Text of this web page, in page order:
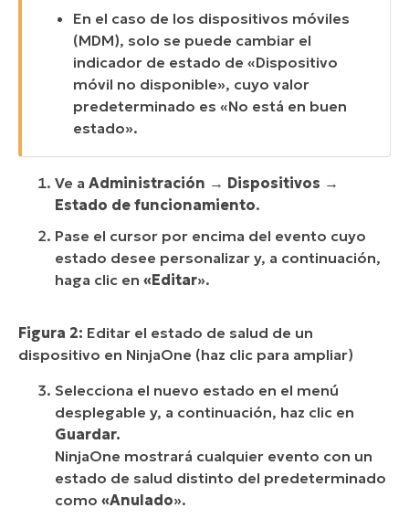
En el caso de los dispositivos móviles
(MDM), solo se puede cambiar el
indicador de estado de «Dispositivo
móvil no disponible», cuyo valor
predeterminado es «No está en buen
estado».
Ve a Administración → Dispositivos →
Estado de funcionamiento.
Pase el cursor por encima del evento cuyo
estado desee personalizar y, a continuación,
haga clic en «Editar».
Figura 2: Editar el estado de salud de un
dispositivo en NinjaOne (haz clic para ampliar)
Selecciona el nuevo estado en el menú
desplegable y, a continuación, haz clic en
Guardar.
NinjaOne mostrará cualquier evento con un
estado de salud distinto del predeterminado
como «Anulado».